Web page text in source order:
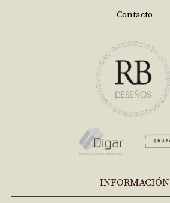
Contacto
INFORMACIÓN